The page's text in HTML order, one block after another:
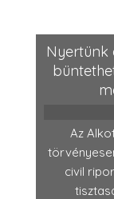
Nyertünk
Az
civil